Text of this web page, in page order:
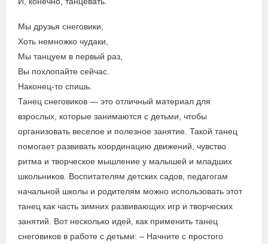
Мы друзья снеговики,
Хоть немножко чудаки,
Мы танцуем в первый раз,
Вы похлопайте сейчас.
Наконец-то спишь.
Танец снеговиков — это отличный материал для
взрослых, которые занимаются с детьми, чтобы
организовать веселое и полезное занятие. Такой танец
помогает развивать координацию движений, чувство
ритма и творческое мышление у малышей и младших
школьников. Воспитателям детских садов, педагогам
начальной школы и родителям можно использовать этот
танец как часть зимних развивающих игр и творческих
занятий. Вот несколько идей, как применить танец
снеговиков в работе с детьми: – Начните с простого